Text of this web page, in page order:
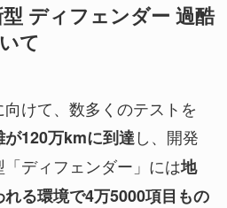
ディフェンダー 過酷
て
けて、数多くのテストを
が120万kmに到達し、開発
ディフェンダー」には地
る環境で4万5000項目もの